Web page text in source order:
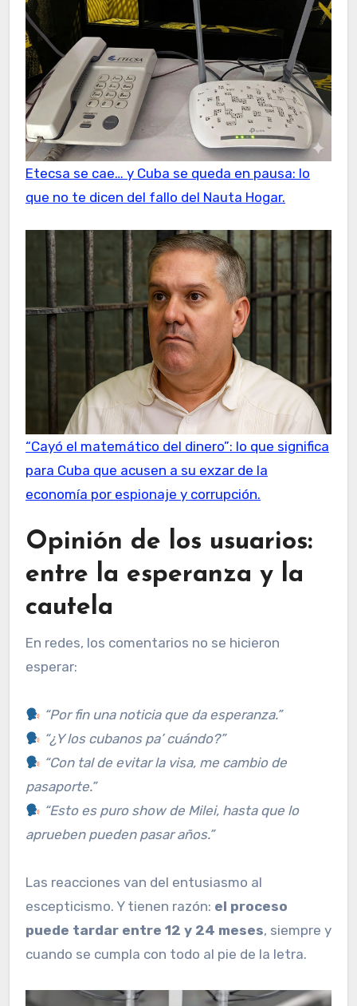
Etecsa se cae… y Cuba se queda en pausa: lo
que no te dicen del fallo del Nauta Hogar.
“Cayó el matemático del dinero”: lo que significa
para Cuba que acusen a su exzar de la
economía por espionaje y corrupción.
Opinión de los usuarios:
entre la esperanza y la
cautela
En redes, los comentarios no se hicieron
esperar:
“Por fin una noticia que da esperanza.”
“¿Y los cubanos pa’ cuándo?”
“Con tal de evitar la visa, me cambio de
pasaporte.”
“Esto es puro show de Milei, hasta que lo
aprueben pueden pasar años.”
Las reacciones van del entusiasmo al
escepticismo. Y tienen razón: el proceso
puede tardar entre 12 y 24 meses, siempre y
cuando se cumpla con todo al pie de la letra.